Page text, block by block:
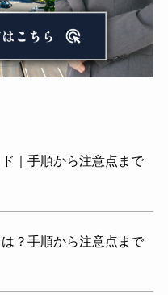
｜手順から注意点まで
？手順から注意点まで